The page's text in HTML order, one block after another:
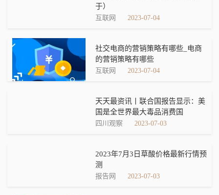
于）
互联网 2023-07-04
社交电商的营销策略有哪些_电商
的营销策略有哪些
互联网 2023-07-04
天天最资讯丨联合国报告显示：美
国是全世界最大毒品消费国
四川观察 2023-07-03
2023年7月3日草酸价格最新行情预
测
报告网 2023-07-03